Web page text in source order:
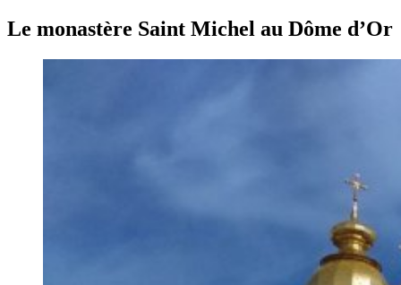
Le monastère Saint Michel au Dôme d’Or